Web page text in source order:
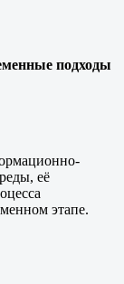
подходы
её
этапе.